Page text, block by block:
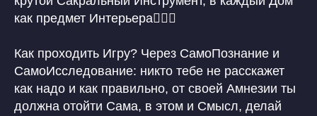
как предмет Интерьера🙋🏼‍♀️
Как проходить Игру? Через СамоПознание и
СамоИсследование: никто тебе не расскажет
как надо и как правильно, от своей Амнезии ты
должна отойти Сама, в этом и Смысл, делай